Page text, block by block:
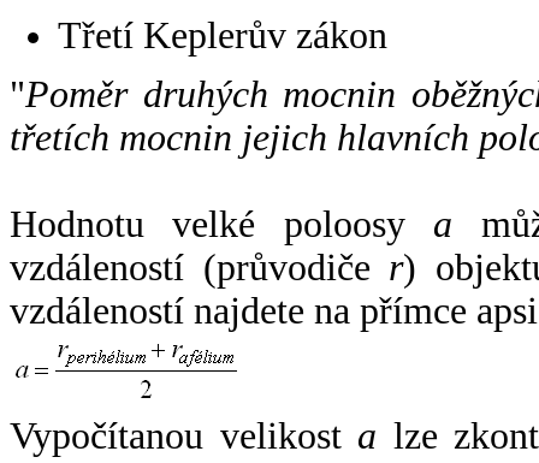
Třetí Keplerův zákon
"Poměr druhých mocnin
třetích mocnin jejich hlavních
Hodnotu velké poloosy a
vzdáleností (průvodiče r)
vzdáleností najdete na přímce
Vypočítanou velikost a lze